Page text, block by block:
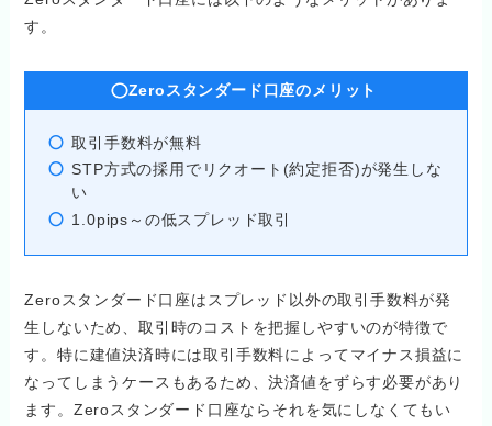
す。
Zeroスタンダード口座のメリット
取引手数料が無料
STP方式の採用でリクオート(約定拒否)が発生しな
い
1.0pips～の低スプレッド取引
Zeroスタンダード口座はスプレッド以外の取引手数料が発
生しないため、取引時のコストを把握しやすいのが特徴で
す。特に建値決済時には取引手数料によってマイナス損益に
なってしまうケースもあるため、決済値をずらす必要があり
ます。Zeroスタンダード口座ならそれを気にしなくてもい